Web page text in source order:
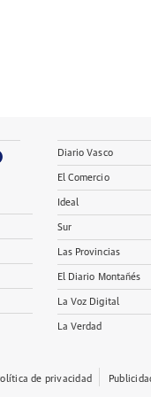
Diario Vasco
El Comercio
Ideal
Sur
Las Provincias
El Diario Montañés
La Voz Digital
La Verdad
de privacidad